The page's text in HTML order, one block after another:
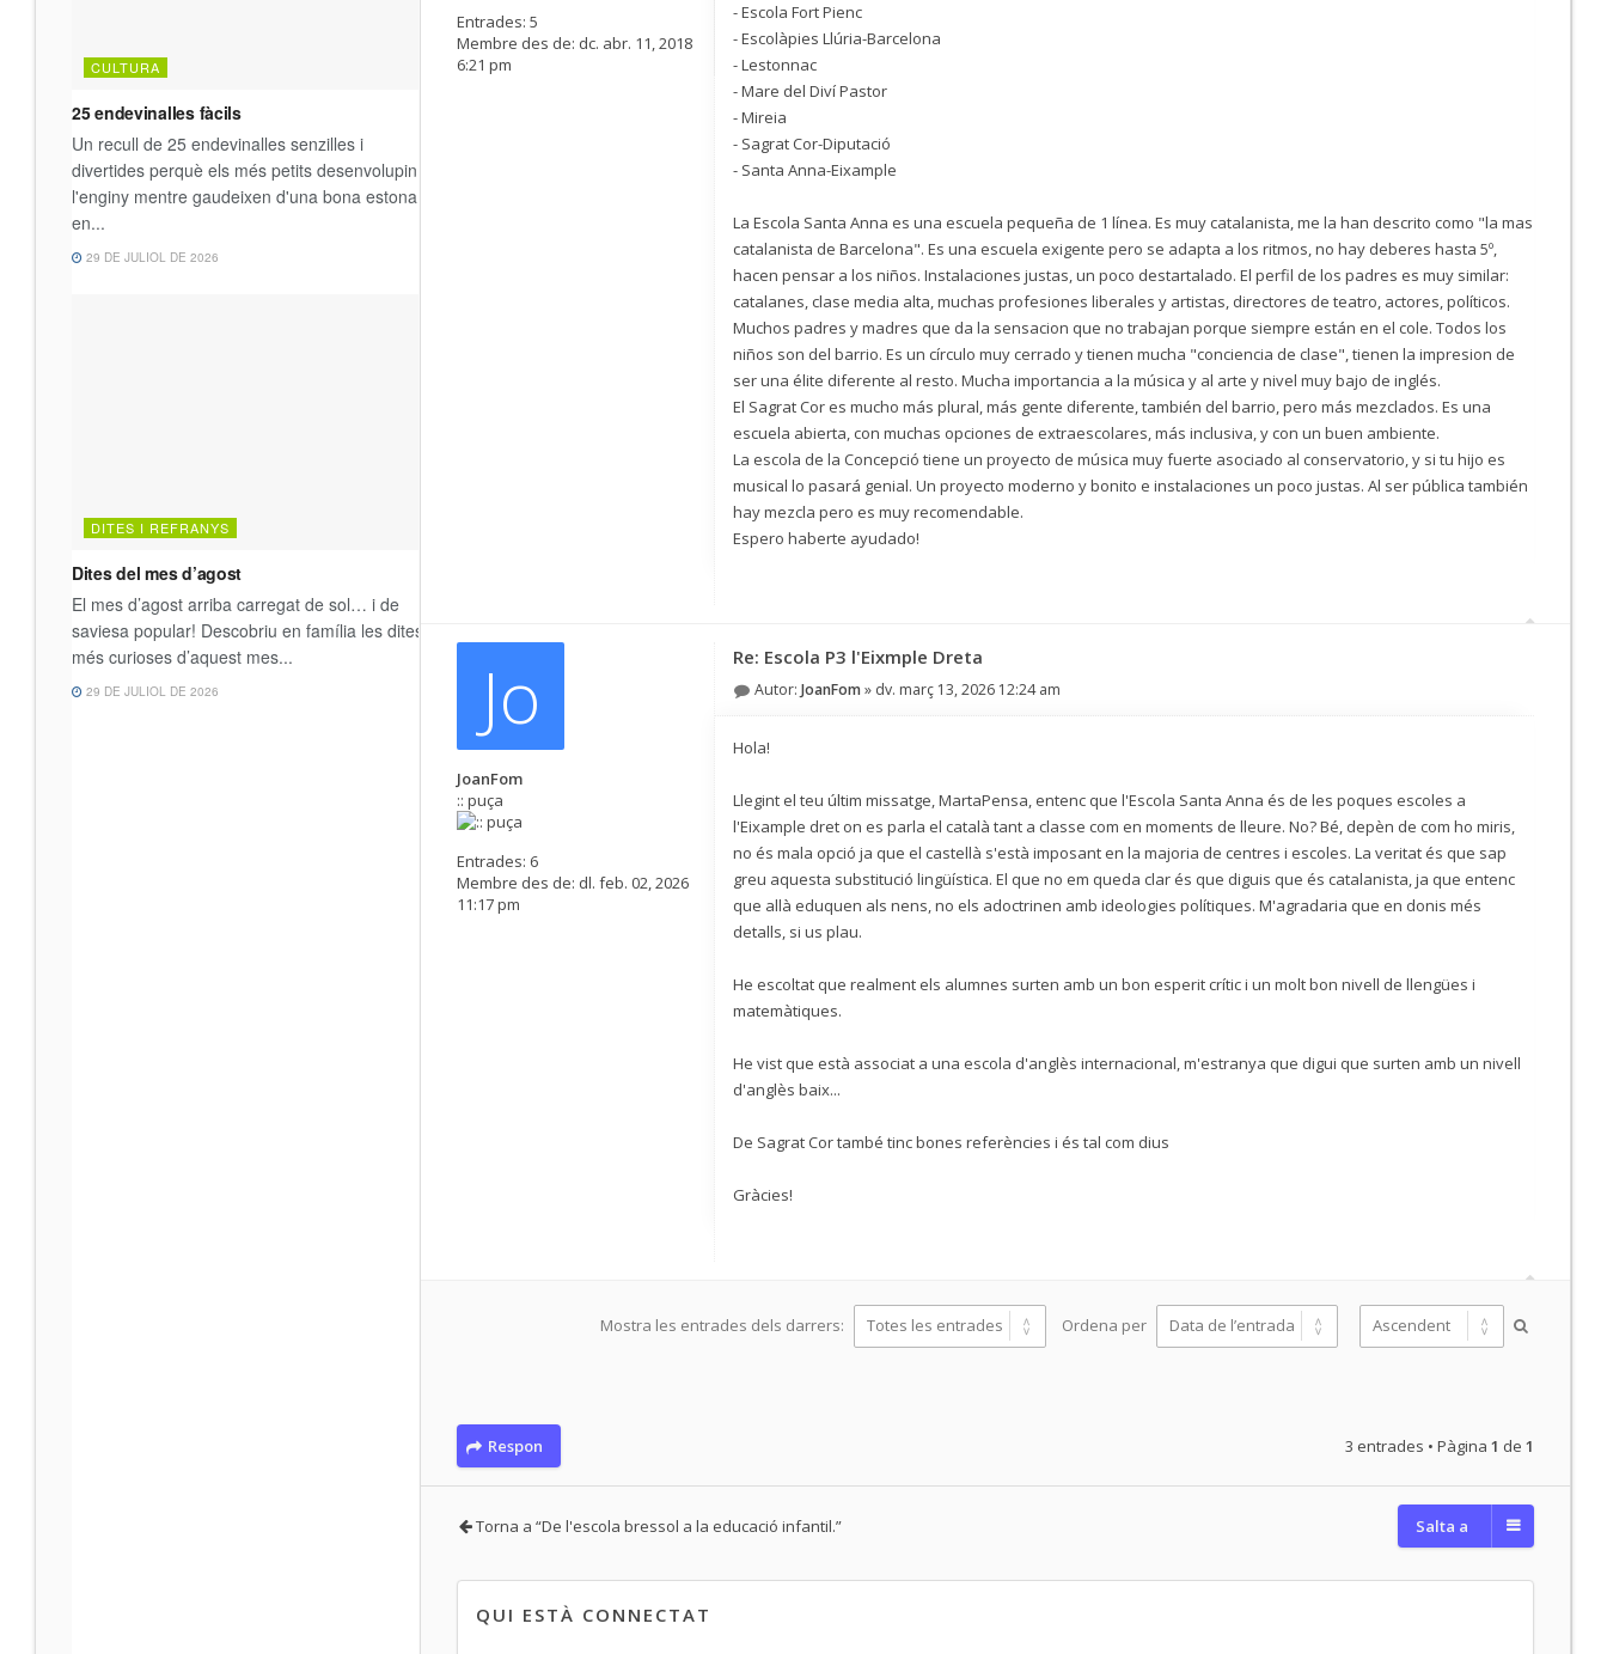
Entrades: 5
Membre des de: dc. abr. 11, 2018
6:21 pm
- Escola Fort Pienc
- Escolàpies Llúria-Barcelona
- Lestonnac
- Mare del Diví Pastor
- Mireia
- Sagrat Cor-Diputació
- Santa Anna-Eixample
La Escola Santa Anna es una escuela pequeña de 1 línea. Es muy catalanista, me la han descrito como "la mas
catalanista de Barcelona". Es una escuela exigente pero se adapta a los ritmos, no hay deberes hasta 5º,
hacen pensar a los niños. Instalaciones justas, un poco destartalado. El perfil de los padres es muy similar:
catalanes, clase media alta, muchas profesiones liberales y artistas, directores de teatro, actores, políticos.
Muchos padres y madres que da la sensacion que no trabajan porque siempre están en el cole. Todos los
niños son del barrio. Es un círculo muy cerrado y tienen mucha "conciencia de clase", tienen la impresion de
ser una élite diferente al resto. Mucha importancia a la música y al arte y nivel muy bajo de inglés.
El Sagrat Cor es mucho más plural, más gente diferente, también del barrio, pero más mezclados. Es una
escuela abierta, con muchas opciones de extraescolares, más inclusiva, y con un buen ambiente.
La escola de la Concepció tiene un proyecto de música muy fuerte asociado al conservatorio, y si tu hijo es
musical lo pasará genial. Un proyecto moderno y bonito e instalaciones un poco justas. Al ser pública también
hay mezcla pero es muy recomendable.
Espero haberte ayudado!
Jo
JoanFom
:: puça
Entrades: 6
Membre des de: dl. feb. 02, 2026
11:17 pm
Re: Escola P3 l'Eixmple Dreta
Autor:JoanFom» dv. març 13, 2026 12:24 am
Hola!
Llegint el teu últim missatge, MartaPensa, entenc que l'Escola Santa Anna és de les poques escoles a
l'Eixample dret on es parla el català tant a classe com en moments de lleure. No? Bé, depèn de com ho miris,
no és mala opció ja que el castellà s'està imposant en la majoria de centres i escoles. La veritat és que sap
greu aquesta substitució lingüística. El que no em queda clar és que diguis que és catalanista, ja que entenc
que allà eduquen als nens, no els adoctrinen amb ideologies polítiques. M'agradaria que en donis més
detalls, si us plau.
He escoltat que realment els alumnes surten amb un bon esperit crític i un molt bon nivell de llengües i
matemàtiques.
He vist que està associat a una escola d'anglès internacional, m'estranya que digui que surten amb un nivell
d'anglès baix...
De Sagrat Cor també tinc bones referències i és tal com dius
Gràcies!
Mostra les entrades dels darrers: Ordena per
Respon 3 entrades • Pàgina 1 de 1
Torna a “De l'escola bressol a la educació infantil.” Salta a
QUI ESTÀ CONNECTAT